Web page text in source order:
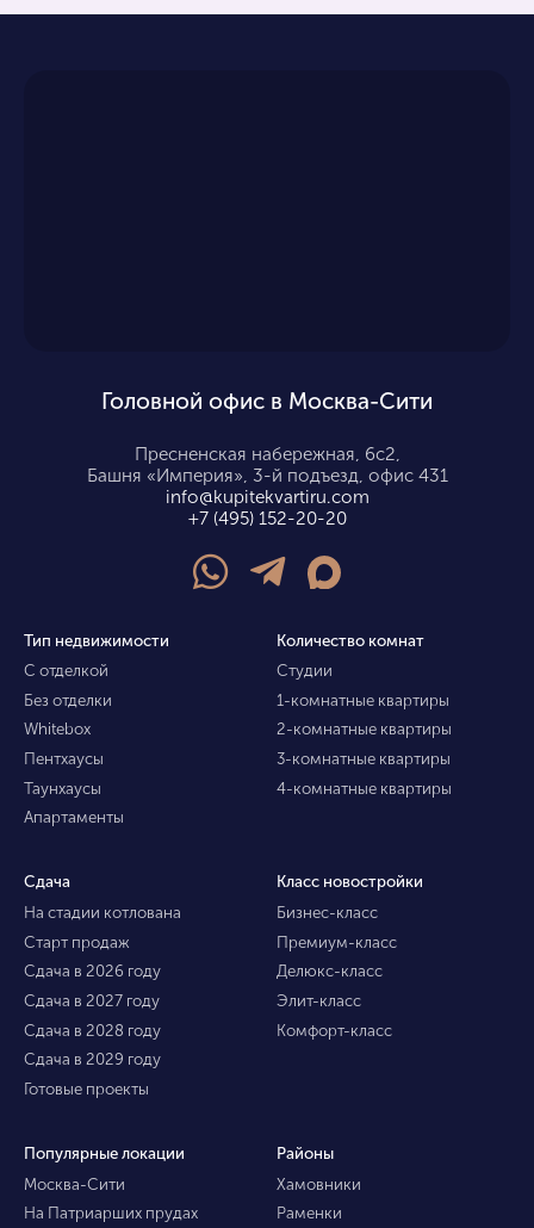
Головной офис в Москва-Сити
Пресненская набережная, 6с2,
Башня «Империя», 3-й подъезд, офис 431
info@kupitekvartiru.com
+7 (495) 152-20-20
Тип недвижимости
С отделкой
Без отделки
Whitebox
Пентхаусы
Таунхаусы
Апартаменты
Количество комнат
Студии
1-комнатные квартиры
2-комнатные квартиры
3-комнатные квартиры
4-комнатные квартиры
Сдача
На стадии котлована
Старт продаж
Сдача в 2026 году
Сдача в 2027 году
Сдача в 2028 году
Сдача в 2029 году
Готовые проекты
Класс новостройки
Бизнес-класс
Премиум-класс
Делюкс-класс
Элит-класс
Комфорт-класс
Популярные локации
Москва-Сити
На Патриарших прудах
Районы
Хамовники
Раменки